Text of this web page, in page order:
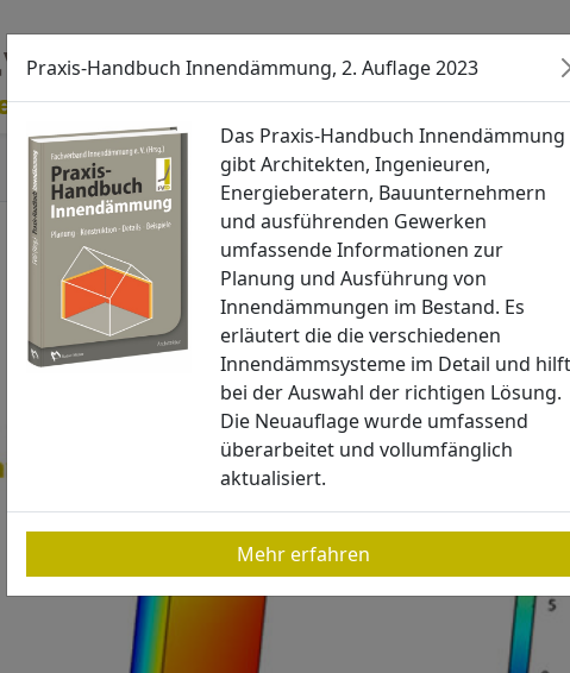
Veranstaltungen Aktuelles
Praxis-Handbuch Innendämmung, 2. Auflage 2023
Das Praxis-Handbuch Innendämmung
gibt Architekten, Ingenieuren,
Energieberatern, Bauunternehmern
und ausführenden Gewerken
umfassende Informationen zur
Planung und Ausführung von
Innendämmungen im Bestand. Es
erläutert die die verschiedenen
Innendämmsysteme im Detail und hilft
bei der Auswahl der richtigen Lösung.
Die Neuauflage wurde umfassend
überarbeitet und vollumfänglich
aktualisiert.
Mehr erfahren